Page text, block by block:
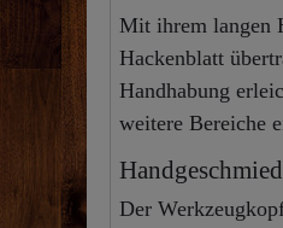
Mit ihrem langen
Hackenblatt
Handhabung
weitere Bereiche
Der